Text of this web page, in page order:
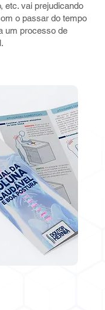
etc. vai prejudicando
o passar do tempo
um processo de